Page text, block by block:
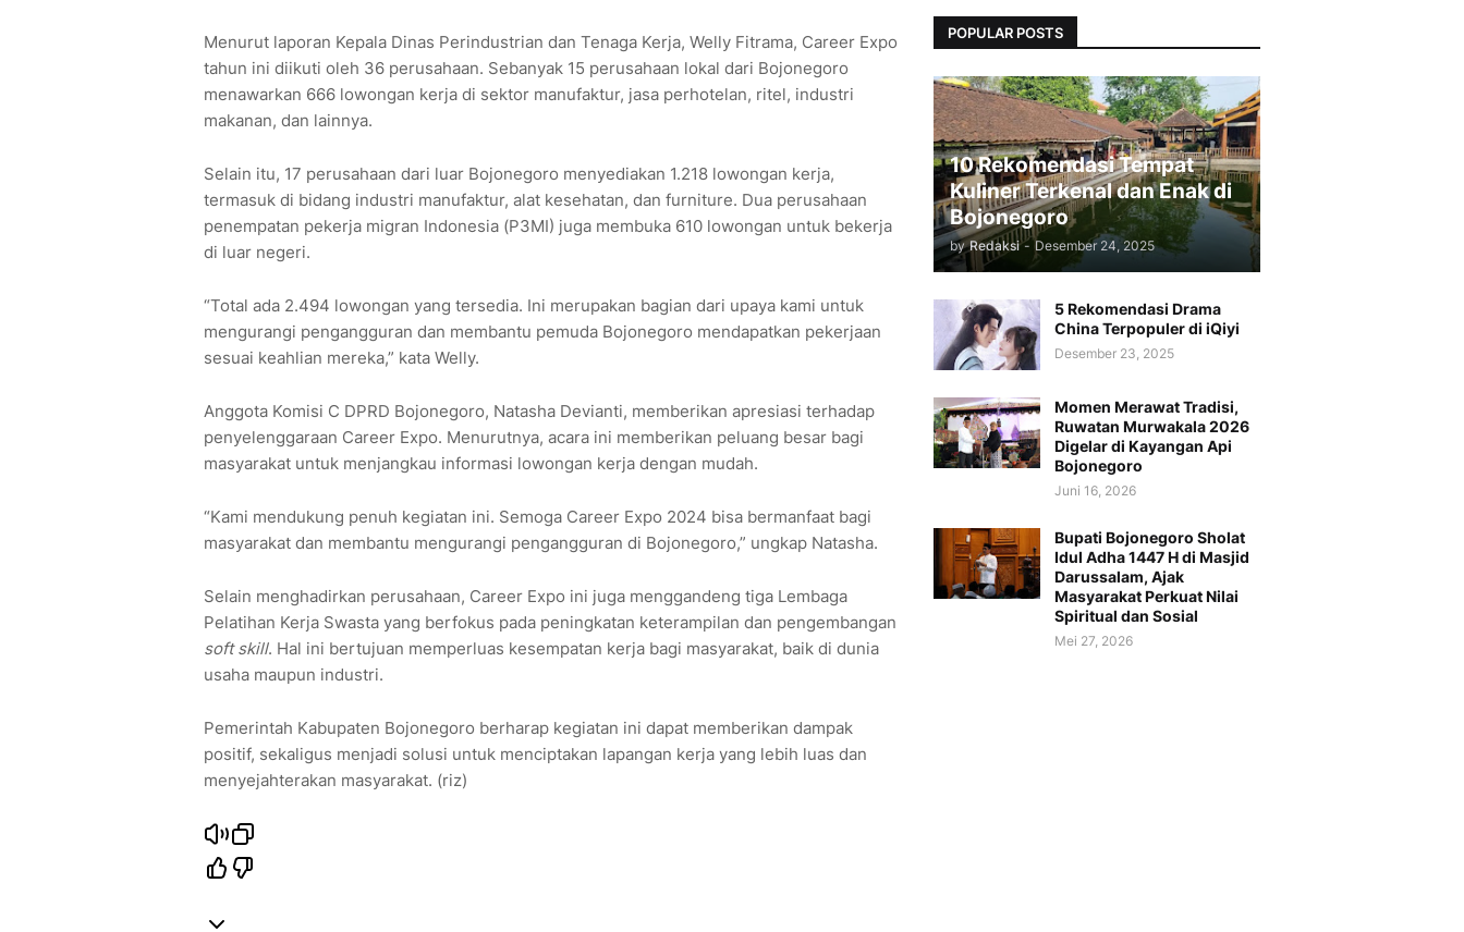
Menurut laporan Kepala Dinas Perindustrian dan Tenaga Kerja, Welly Fitrama, Career Expo
tahun ini diikuti oleh 36 perusahaan. Sebanyak 15 perusahaan lokal dari Bojonegoro
menawarkan 666 lowongan kerja di sektor manufaktur, jasa perhotelan, ritel, industri
makanan, dan lainnya.
Selain itu, 17 perusahaan dari luar Bojonegoro menyediakan 1.218 lowongan kerja,
termasuk di bidang industri manufaktur, alat kesehatan, dan furniture. Dua perusahaan
penempatan pekerja migran Indonesia (P3MI) juga membuka 610 lowongan untuk bekerja
di luar negeri.
“Total ada 2.494 lowongan yang tersedia. Ini merupakan bagian dari upaya kami untuk
mengurangi pengangguran dan membantu pemuda Bojonegoro mendapatkan pekerjaan
sesuai keahlian mereka,” kata Welly.
Anggota Komisi C DPRD Bojonegoro, Natasha Devianti, memberikan apresiasi terhadap
penyelenggaraan Career Expo. Menurutnya, acara ini memberikan peluang besar bagi
masyarakat untuk menjangkau informasi lowongan kerja dengan mudah.
“Kami mendukung penuh kegiatan ini. Semoga Career Expo 2024 bisa bermanfaat bagi
masyarakat dan membantu mengurangi pengangguran di Bojonegoro,” ungkap Natasha.
Selain menghadirkan perusahaan, Career Expo ini juga menggandeng tiga Lembaga
Pelatihan Kerja Swasta yang berfokus pada peningkatan keterampilan dan pengembangan
soft skill. Hal ini bertujuan memperluas kesempatan kerja bagi masyarakat, baik di dunia
usaha maupun industri.
Pemerintah Kabupaten Bojonegoro berharap kegiatan ini dapat memberikan dampak
positif, sekaligus menjadi solusi untuk menciptakan lapangan kerja yang lebih luas dan
menyejahterakan masyarakat. (riz)
POPULAR POSTS
10 Rekomendasi Tempat
Kuliner Terkenal dan Enak di
Bojonegoro
by Redaksi - Desember 24, 2025
5 Rekomendasi Drama
China Terpopuler di iQiyi
Desember 23, 2025
Momen Merawat Tradisi,
Ruwatan Murwakala 2026
Digelar di Kayangan Api
Bojonegoro
Juni 16, 2026
Bupati Bojonegoro Sholat
Idul Adha 1447 H di Masjid
Darussalam, Ajak
Masyarakat Perkuat Nilai
Spiritual dan Sosial
Mei 27, 2026